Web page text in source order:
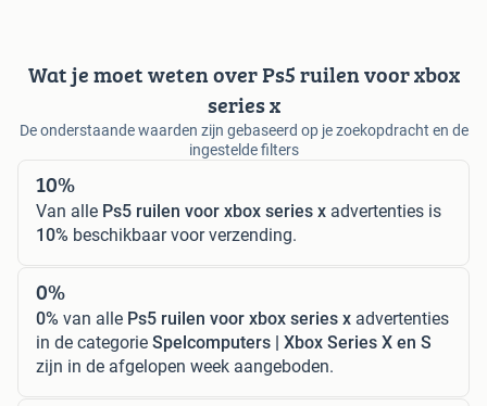
Wat je moet weten over Ps5 ruilen voor xbox
series x
De onderstaande waarden zijn gebaseerd op je zoekopdracht en de
ingestelde filters
10%
Van alle Ps5 ruilen voor xbox series x advertenties is
10% beschikbaar voor verzending.
0%
0% van alle Ps5 ruilen voor xbox series x advertenties
in de categorie Spelcomputers | Xbox Series X en S
zijn in de afgelopen week aangeboden.